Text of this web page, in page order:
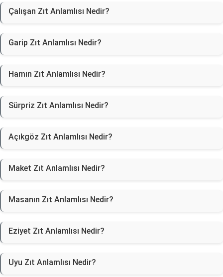
Çalışan Zıt Anlamlısı Nedir?
Garip Zıt Anlamlısı Nedir?
Hamın Zıt Anlamlısı Nedir?
Sürpriz Zıt Anlamlısı Nedir?
Açıkgöz Zıt Anlamlısı Nedir?
Maket Zıt Anlamlısı Nedir?
Masanın Zıt Anlamlısı Nedir?
Eziyet Zıt Anlamlısı Nedir?
Uyu Zıt Anlamlısı Nedir?